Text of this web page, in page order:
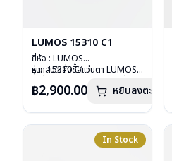
LUMOS 15310 C1
ยี่ห้อ : LUMOS
รุ่น : 15310 C1
เลนส์ : Demo Lens
น้ำหนัก : 16 กรัม
อุปกรณ์ : กล่องแว่น , ผ้าเช็ดแว่น
หากสนใจสั่งชื้อแว่นตา LUMOS
ลงไว้กรุณาติดต่อเราคลิก
฿2,900.00 หยิบลงตะกร้า
In Stock